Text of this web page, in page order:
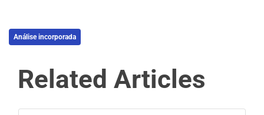
Análise incorporada
Related Articles